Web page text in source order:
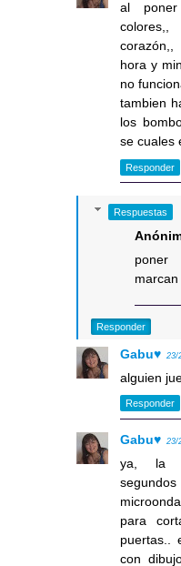
al
hora y
no
tambien
los
se cuales
Responder
Respuestas
poner
Responder
Gabu♥ 23/
alguien
Responder
Gabu♥ 23/
ya, la
para
puertas..
con